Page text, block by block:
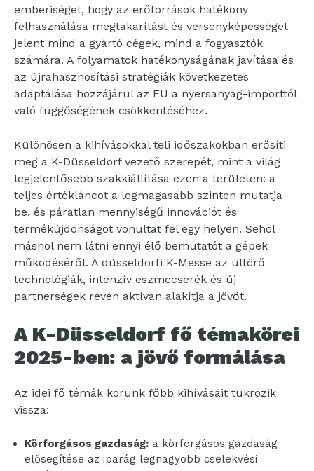
emberiséget, hogy az erőforrások hatékony
felhasználása megtakarítást és versenyképességet
jelent mind a gyártó cégek, mind a fogyasztók
számára. A folyamatok hatékonyságának javítása és
az újrahasznosítási stratégiák következetes
adaptálása hozzájárul az EU a nyersanyag-importtól
való függőségének csökkentéséhez.
Különösen a kihívásokkal teli időszakokban erősíti
meg a K-Düsseldorf vezető szerepét, mint a világ
legjelentősebb szakkiállítása ezen a területen: a
teljes értékláncot a legmagasabb szinten mutatja
be, és páratlan mennyiségű innovációt és
termékújdonságot vonultat fel egy helyen. Sehol
máshol nem látni ennyi élő bemutatót a gépek
működéséről. A düsseldorfi K-Messe az úttörő
technológiák, intenzív eszmecserék és új
partnerségek révén aktívan alakítja a jövőt.
A K-Düsseldorf fő témakörei
2025-ben: a jövő formálása
Az idei fő témák korunk főbb kihívásait tükrözik
vissza:
Körforgásos gazdaság: a körforgásos gazdaság
elősegítése az iparág legnagyobb cselekvési